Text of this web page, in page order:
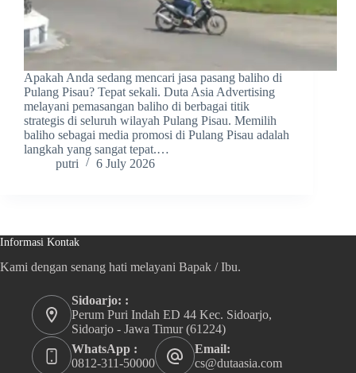
Apakah Anda sedang mencari jasa pasang baliho di
Pulang Pisau? Tepat sekali. Duta Asia Advertising
melayani pemasangan baliho di berbagai titik
strategis di seluruh wilayah Pulang Pisau. Memilih
baliho sebagai media promosi di Pulang Pisau adalah
langkah yang sangat tepat.…
putri
6 July 2026
Informasi Kontak
Kami dengan senang hati melayani Bapak / Ibu.
Sidoarjo: :
Perum Puri Indah ED 44 Kec. Sidoarjo,
Sidoarjo - Jawa Timur (61224)
WhatsApp :
0812-311-50000
Email:
cs@dutaasia.com